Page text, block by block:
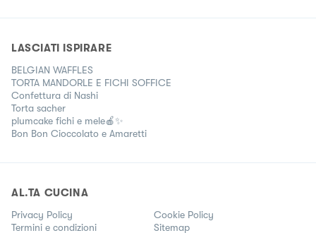
LASCIATI ISPIRARE
BELGIAN WAFFLES
TORTA MANDORLE E FICHI SOFFICE
Confettura di Nashi
Torta sacher
plumcake fichi e mele🍎✨
Bon Bon Cioccolato e Amaretti
AL.TA CUCINA
Privacy Policy
Cookie Policy
Termini e condizioni
Sitemap